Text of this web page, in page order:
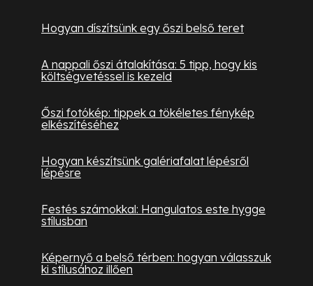
Hogyan díszítsünk egy őszi belső teret
A nappali őszi átalakítása: 5 tipp, hogy kis
költségvetéssel is kezeld
Őszi fotókép: tippek a tökéletes fénykép
elkészítéséhez
Hogyan készítsünk galériafalat lépésről
lépésre
Festés számokkal: Hangulatos este hygge
stílusban
Képernyő a belső térben: hogyan válasszuk
ki stílusához illően